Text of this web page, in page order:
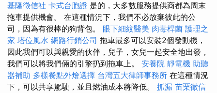
基隆徵信社 卡式台胞證 是的，大多數服務提供商都為周末
拖車提供機會。 在這種情況下，我們不必放棄彼此的公
司，因為有很棒的狗背包。 眼下細紋醫美 肉毒桿菌 護理之
家 塔位風水 網路行銷公司 拖車最多可以安裝2個發動機，
因此我們可以與親愛的伙伴，兒子，女兒一起安全地出發，
我們可以將我們倆的引擎扔到拖車上。 安養院 靜電機 助聽
器補助 多樣餐點外燴選擇 台灣五大律師事務所 在這種情況
下，可以共享駕駛，並且燃油成本將降低。 抓漏 苗栗徵信